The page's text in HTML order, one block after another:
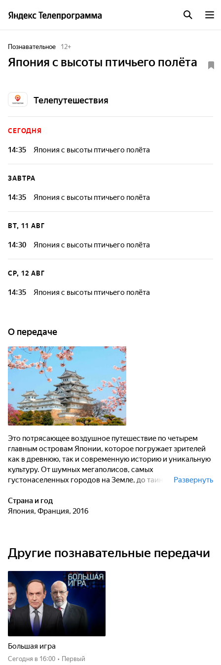
Познавательное 12+
Япония с высоты птичьего полёта
Телепутешествия
СЕГОДНЯ
14:35 Япония с высоты птичьего полёта
ЗАВТРА
14:35 Япония с высоты птичьего полёта
ВТ, 11 АВГ
14:30 Япония с высоты птичьего полёта
СР, 12 АВГ
14:35 Япония с высоты птичьего полёта
О передаче
Это потрясающее воздушное путешествие по четырем
главным островам Японии, которое погружает зрителей
как в древнюю, так и современную историю и уникальную
культуру. От шумных мегаполисов, самых
густонаселенных городов на Земле, до таинственных
во времени храмов до городов, стертых с лица Земли
катастрофами - это невероятное путешествие по стране
Развернуть
Страна и год
Япония, Франция, 2016
Другие познавательные передачи
Большая игра
Сегодня в 16:00 • Первый